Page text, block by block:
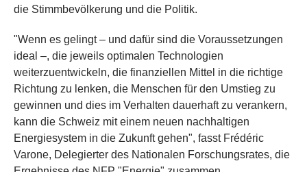
die Stimmbevölkerung und die Politik.
"Wenn es gelingt – und dafür sind die Voraussetzungen
ideal –, die jeweils optimalen Technologien
weiterzuentwickeln, die finanziellen Mittel in die richtige
Richtung zu lenken, die Menschen für den Umstieg zu
gewinnen und dies im Verhalten dauerhaft zu verankern,
kann die Schweiz mit einem neuen nachhaltigen
Energiesystem in die Zukunft gehen", fasst Frédéric
Varone, Delegierter des Nationalen Forschungsrates, die